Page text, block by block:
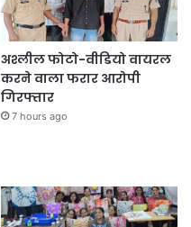
अश्लील फोटो-वीडियो वायरल
करने वाला फरार आरोपी
गिरफ्तार
7 hours ago